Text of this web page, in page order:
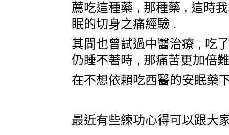
薦吃這種藥 , 那種藥 , 這時
眠的切身之痛經驗 .
其間也曾試過中醫治療 , 吃
仍睡不著時 , 那痛苦更加倍
在不想依賴吃西醫的安眠藥
最近有些練功心得可以跟大